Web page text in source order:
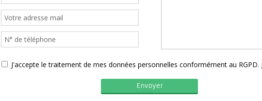
J'accepte le traitement de mes données personnelles conformément au RGPD.